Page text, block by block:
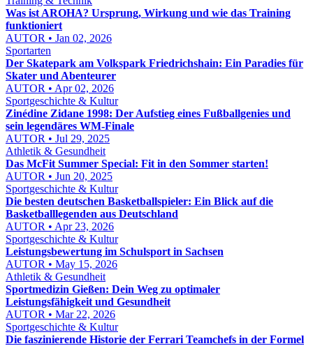
Was ist AROHA? Ursprung, Wirkung und wie das Training
funktioniert
AUTOR • Jan 02, 2026
Sportarten
Der Skatepark am Volkspark Friedrichshain: Ein Paradies für
Skater und Abenteurer
AUTOR • Apr 02, 2026
Sportgeschichte & Kultur
Zinédine Zidane 1998: Der Aufstieg eines Fußballgenies und
sein legendäres WM-Finale
AUTOR • Jul 29, 2025
Athletik & Gesundheit
Das McFit Summer Special: Fit in den Sommer starten!
AUTOR • Jun 20, 2025
Sportgeschichte & Kultur
Die besten deutschen Basketballspieler: Ein Blick auf die
Basketballlegenden aus Deutschland
AUTOR • Apr 23, 2026
Sportgeschichte & Kultur
Leistungsbewertung im Schulsport in Sachsen
AUTOR • May 15, 2026
Athletik & Gesundheit
Sportmedizin Gießen: Dein Weg zu optimaler
Leistungsfähigkeit und Gesundheit
AUTOR • Mar 22, 2026
Sportgeschichte & Kultur
Die faszinierende Historie der Ferrari Teamchefs in der Formel